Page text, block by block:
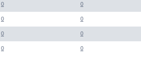
0 0
0 0
0 0
0 0